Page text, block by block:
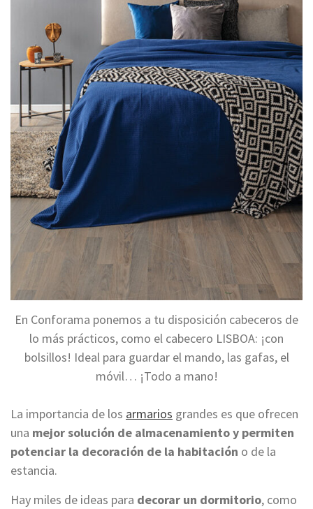
En Conforama ponemos a tu disposición cabeceros de
lo más prácticos, como el cabecero LISBOA: ¡con
bolsillos! Ideal para guardar el mando, las gafas, el
móvil… ¡Todo a mano!
La importancia de los armarios grandes es que ofrecen
una mejor solución de almacenamiento y permiten
potenciar la decoración de la habitación o de la
estancia.
Hay miles de ideas para decorar un dormitorio, como